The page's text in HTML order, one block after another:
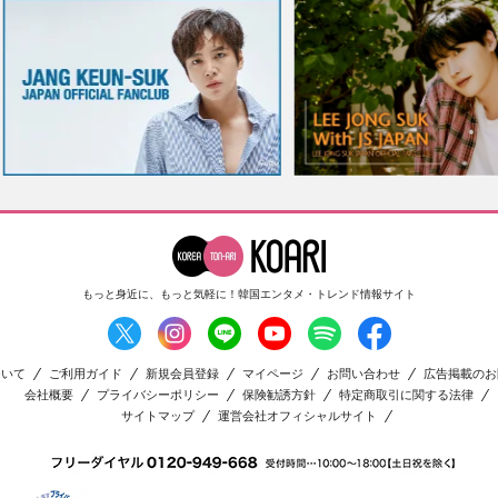
もっと身近に、もっと気軽に！ 韓国エンタメ・トレンド情報サイト
て ご利用ガイド 新規会員登録 マイページ お問い合わせ
広告掲載の
会社概要
プライバシーポリシー 保険勧誘方針
特定商取引に関する法律
サイトマップ
運営会社オフィシャルサイト